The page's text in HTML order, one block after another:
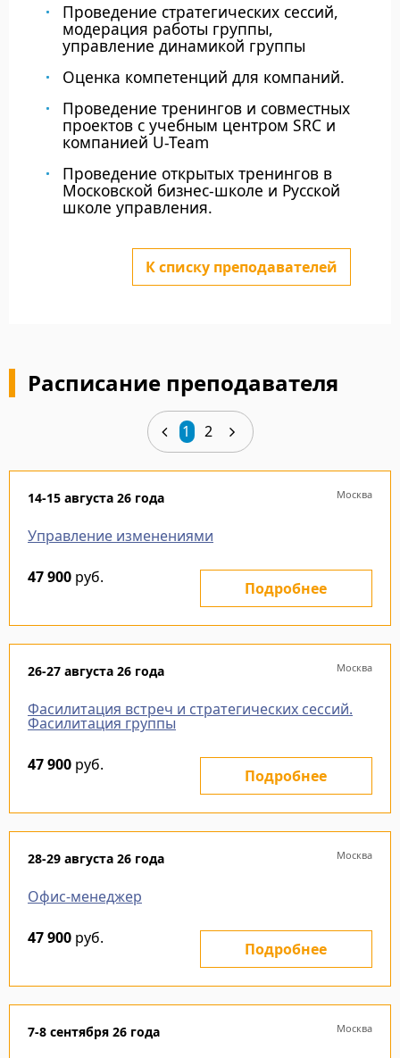
Проведение стратегических сессий,
модерация работы группы,
управление динамикой группы
Оценка компетенций для компаний.
Проведение тренингов и совместных
проектов с учебным центром SRC и
компанией U-Team
Проведение открытых тренингов в
Московской бизнес-школе и Русской
школе управления.
К списку преподавателей
Расписание преподавателя
1 2
14-15 августа 26 года Москва
Управление изменениями
47 900 руб.
Подробнее
26-27 августа 26 года Москва
Фасилитация встреч и стратегических сессий.
Фасилитация группы
47 900 руб.
Подробнее
28-29 августа 26 года Москва
Офис-менеджер
47 900 руб.
Подробнее
7-8 сентября 26 года Москва